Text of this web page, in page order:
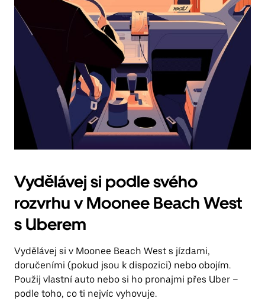
kalendář.
Vydělávej si podle svého
rozvrhu v Moonee Beach West
s Uberem
Vydělávej si v Moonee Beach West s jízdami,
doručeními (pokud jsou k dispozici) nebo obojím.
Použij vlastní auto nebo si ho pronajmi přes Uber –
podle toho, co ti nejvíc vyhovuje.